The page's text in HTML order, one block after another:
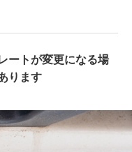
ートが変更になる場
ります